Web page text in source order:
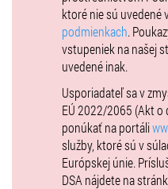
ktoré nie sú uvedené
podmienkach.
vstupeniek na našej
uvedené inak.
Usporiadateľ sa v
EÚ 2022/2065 (Akt o
ponúkať na portáli
služby, ktoré sú v
Európskej únie.
DSA nájdete na